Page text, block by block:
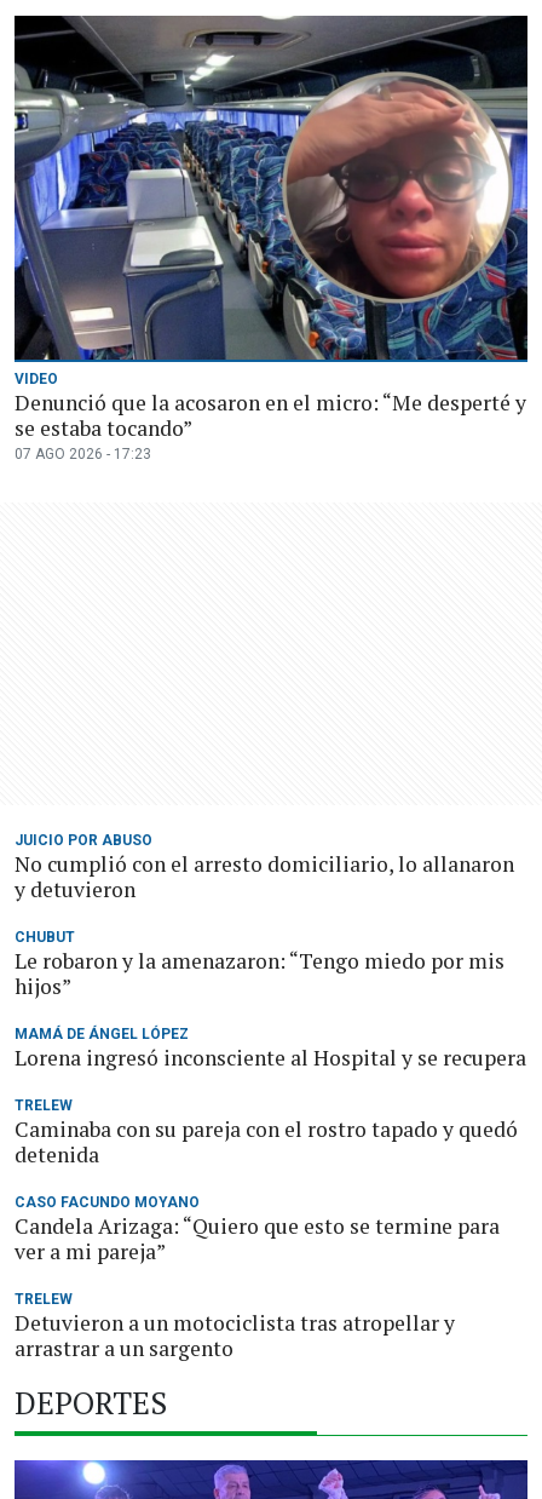
VIDEO
Denunció que la acosaron en el micro: “Me desperté y
se estaba tocando”
07 AGO 2026 - 17:23
JUICIO POR ABUSO
No cumplió con el arresto domiciliario, lo allanaron
y detuvieron
CHUBUT
Le robaron y la amenazaron: “Tengo miedo por mis
hijos”
MAMÁ DE ÁNGEL LÓPEZ
Lorena ingresó inconsciente al Hospital y se recupera
TRELEW
Caminaba con su pareja con el rostro tapado y quedó
detenida
CASO FACUNDO MOYANO
Candela Arizaga: “Quiero que esto se termine para
ver a mi pareja”
TRELEW
Detuvieron a un motociclista tras atropellar y
arrastrar a un sargento
DEPORTES